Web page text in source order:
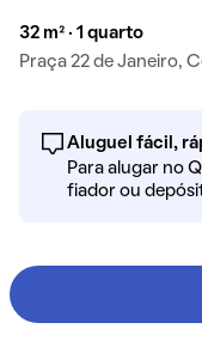
32 m² · 1 quarto
Praça 22 de Janeiro,
Aluguel fácil,
Para alugar no
fiador ou